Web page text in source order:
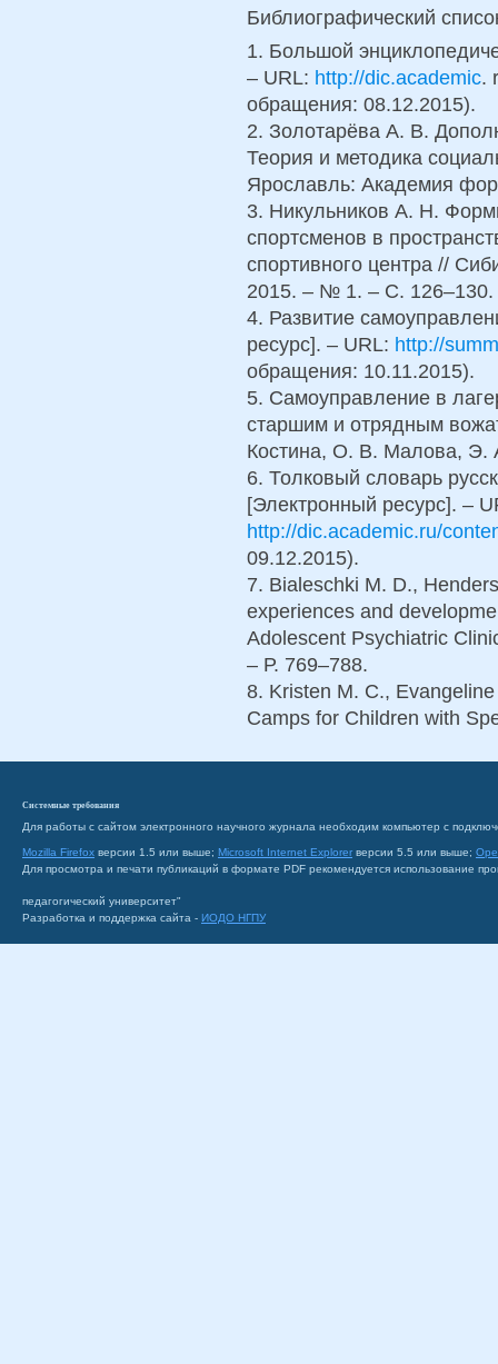
Библиографический
1. Большой
– URL: http://dic.academic.
обращения: 08.12.2015).
2. Золотарёва А. В.
Теория и методика
Ярославль: Академия
3. Никульников А. Н.
спортсменов в
спортивного центра //
2015. – № 1. – С. 126–130.
4. Развитие
ресурс]. – URL: http://
обращения: 10.11.2015).
5. Самоуправление в
старшим и отрядным
Костина, О. В. Малова, Э.
6. Толковый словарь
[Электронный ресурс]. –
http://dic.academic.ru/
09.12.2015).
7. Bialeschki M. D.,
experiences and
Adolescent Psychiatric
– Р. 769–788.
8. Kristen M. C.,
Camps for Children with
Системные требования
Для работы с сайтом электронного научного журнала необходим компьютер с
Mozilla Firefox версии 1.5 или выше; Microsoft Internet Explorer версии 5.5 или выше;
Для просмотра и печати публикаций в формате PDF рекомендуется использование
педагогический университет"
Разработка и поддержка сайта - ИОДО НГПУ